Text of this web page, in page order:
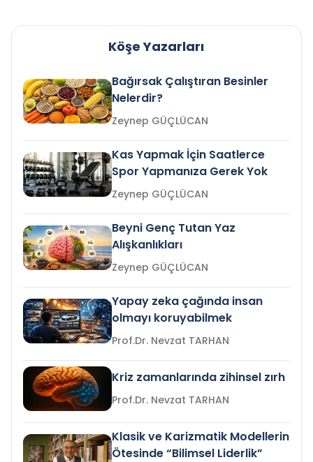
Köşe Yazarları
Bağırsak Çalıştıran Besinler
Nelerdir?
Zeynep GÜÇLÜCAN
Kas Yapmak İçin Saatlerce
Spor Yapmanıza Gerek Yok
Zeynep GÜÇLÜCAN
Beyni Genç Tutan Yaz
Alışkanlıkları
Zeynep GÜÇLÜCAN
Yapay zeka çağında insan
olmayı koruyabilmek
Prof.Dr. Nevzat TARHAN
Kriz zamanlarında zihinsel zırh
Prof.Dr. Nevzat TARHAN
Klasik ve Karizmatik Modellerin
Ötesinde “Bilimsel Liderlik”